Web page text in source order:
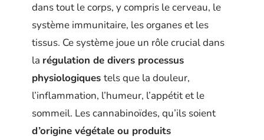
dans tout le corps, y compris le cerveau, le
système immunitaire, les organes et les
tissus. Ce système joue un rôle crucial dans
la régulation de divers processus
physiologiques tels que la douleur,
l’inflammation, l’humeur, l’appétit et le
sommeil. Les cannabinoïdes, qu’ils soient
d’origine végétale ou produits